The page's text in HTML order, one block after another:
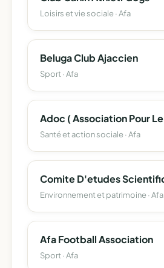
Loisirs et vie sociale · Afa
Beluga Club Ajaccien
Sport · Afa
Santé et action sociale · Afa
Environnement et patrimoine · Afa
Afa Football Association
Sport · Afa